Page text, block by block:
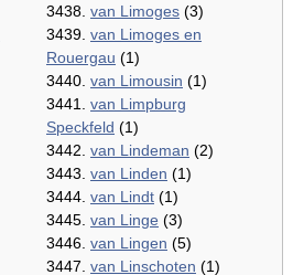
3438. van Limoges (3)
3439. van Limoges en
Rouergau (1)
3440. van Limousin (1)
3441. van Limpburg
Speckfeld (1)
3442. van Lindeman (2)
3443. van Linden (1)
3444. van Lindt (1)
3445. van Linge (3)
3446. van Lingen (5)
3447. van Linschoten (1)